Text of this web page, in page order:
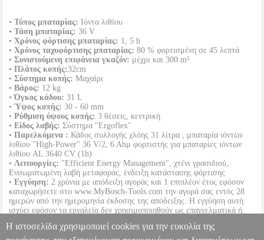
• Τύπος μπαταρίας: Ιόντα λιθίου
• Τάση μπαταρίας: 36 V
• Χρόνος φόρτισης μπαταρίας: 1, 5 h
• Χρόνος ταχυφόρτισης μπαταρίας: 80 % φορτισμένη σε 45 λεπτά
• Συνιστούμενη επιφάνεια γκαζόν: μέχρι και 300 m²
• Πλάτος κοπής:32cm
• Σύστημα κοπής: Μαχαίρι
• Βάρος: 12 kg
•Όγκος κάδου: 31 L
•Ύψος κοπής: 30 - 60 mm
• Ρύθμιση ύψους κοπής: 3 θέσεις, κεντρική
• Είδος λαβής: Σύστημα "Ergoflex"
• Παρελκόμενα : Κάδος συλλογής χλόης 31 λίτρα , μπαταρία ιόντων
λιθίου "High-Power" 36 V/2, 6 Ahμ φορτιστής για μπαταρίες ιόντων
λιθίου AL 3640 CV (1h)
• Λειτουργίες: "Efficient Energy Management", χτένι γρασιδιού,
Ενσωματωμένη λαβή μεταφοράς, ένδειξη κατάστασης φόρτισης
• Εγγύηση: 2 χρόνια με απόδειξη αγοράς και 1 επιπλέον έτος εφόσον
καταχωρήσετε στο www.MyBosch-Tools.com την αγορά σας εντός 28
ημερών από την ημερομηνία έκδοσης της απόδειξης. Η εγγύηση αυτή
ισχύει εφόσον τα εργαλεία δεν χρησιμοποιηθούν ως επαγγελματικά ή
καθώς και τα συμπαραδιδόμενα εξαρτήματα, δε συμπεριλαμβάνονται σε
Η ιστοσελίδα χρησιμοποιεί cookies για την ευκολία της